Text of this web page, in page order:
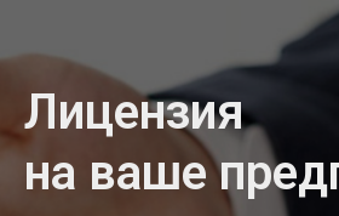
Лицензия
на ваше